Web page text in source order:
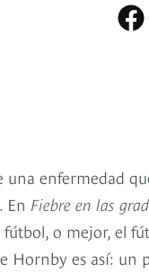
enfermedad
En Fiebre en las
o mejor, el
Hornby es así: un